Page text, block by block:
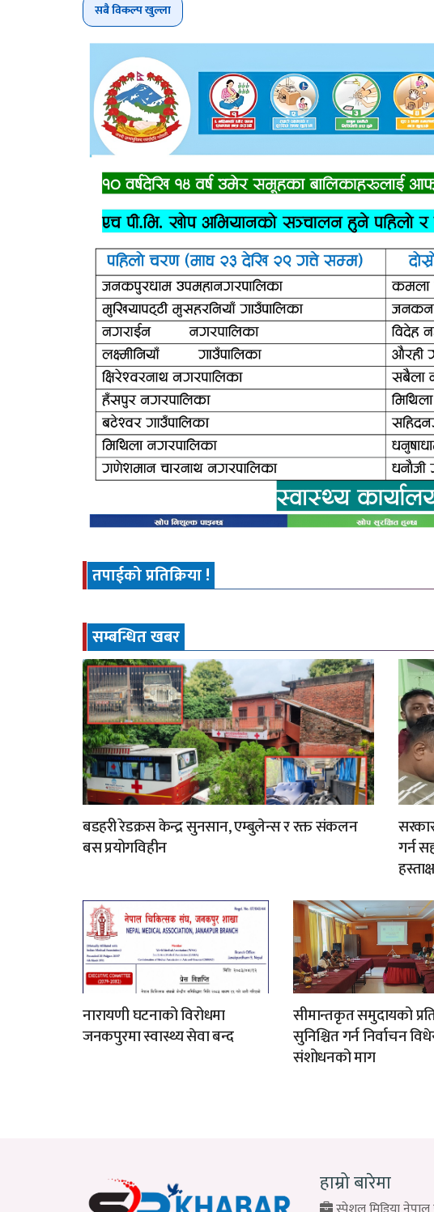
सबै विकल्प खुल्ला
तपाईको प्रतिक्रिया !
सम्बन्धित खबर
बडहरी रेडक्रस केन्द्र सुनसान, एम्बुलेन्स र रक्त संकलन
बस प्रयोगविहीन
गर्न
नारायणी घटनाको विरोधमा
जनकपुरमा स्वास्थ्य सेवा बन्द
सीमान्तकृत समुदायको
सुनिश्चित गर्न निर्वाचन
संशोधनको माग
हाम्रो बारेमा